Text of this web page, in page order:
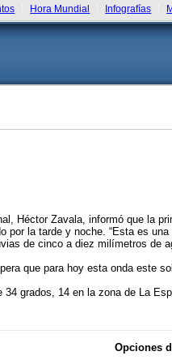
Hora Mundial Infografías
Héctor Zavala, informó que la
la tarde y noche. “Esta es
de cinco a diez milímetros de
que para hoy esta onda este
grados, 14 en la zona de La
Opciones